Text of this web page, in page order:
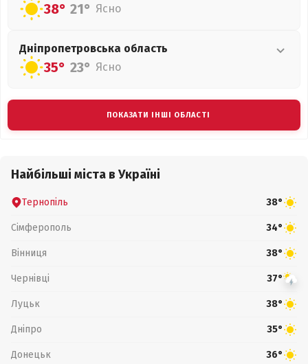
38° 21° Ясно
Дніпропетровська область
35° 23° Ясно
ПОКАЗАТИ ІНШІ ОБЛАСТІ
Найбільші міста в Україні
Тернопіль 38°
Сімферополь 34°
Вінниця 38°
Чернівці 37°
Луцьк 38°
Дніпро 35°
Донецьк 36°